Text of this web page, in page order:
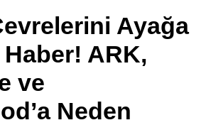
Youtube
TikTok
Ayağa
Haber! ARK,
ve
Neden